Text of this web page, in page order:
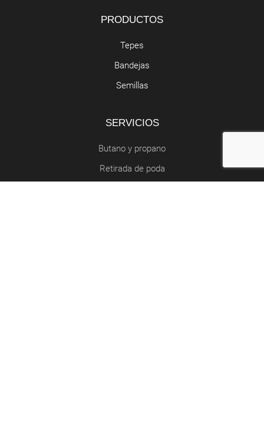
PRODUCTOS
Tepes
Bandejas
Semillas
SERVICIOS
Butano y propano
Retirada de poda